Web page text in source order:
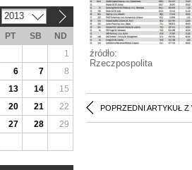
źródło:
Rzeczpospolita
POPRZEDNI ARTYKUŁ Z
2013
PT SB
ND
1
6 7
8
13 14
15
20 21
22
27 28
29